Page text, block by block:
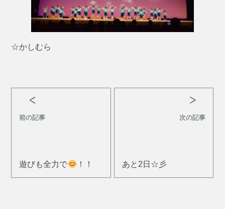
☆かしむら
前の記事
遊びも全力で ！！
次の記事
あと2日☆彡